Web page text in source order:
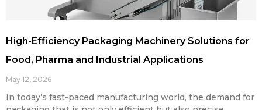
High-Efficiency Packaging Machinery Solutions for
Food, Pharma and Industrial Applications
May 12, 2026
In today’s fast-paced manufacturing world, the demand for